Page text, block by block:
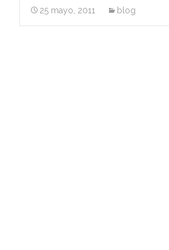
25 mayo, 2011 blog